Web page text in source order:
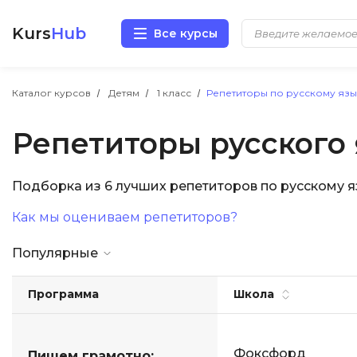
KursHub Все курсы
Каталог курсов Детям 1 класс Репетиторы по русскому
Репетиторы русского
Подборка из 6 лучших репетиторов по русскому
Как мы оцениваем репетиторов?
Популярные
Программа Школа
Фоксфорд
Разработка
Маркетинг
Аналитика
Иностранные языки